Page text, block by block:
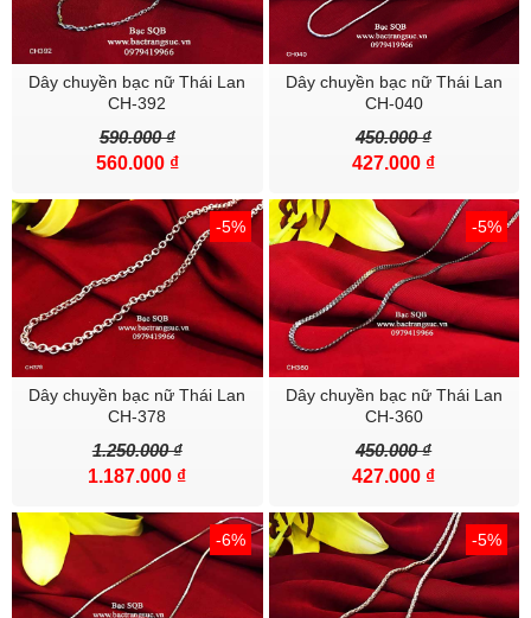
Dây chuyền bạc nữ Thái Lan
CH-392
590.000 ₫
560.000 ₫
Dây chuyền bạc nữ Thái Lan
CH-040
450.000 ₫
427.000 ₫
-5%
Dây chuyền bạc nữ Thái Lan
CH-378
1.250.000 ₫
1.187.000 ₫
-5%
Dây chuyền bạc nữ Thái Lan
CH-360
450.000 ₫
427.000 ₫
-6% -5%